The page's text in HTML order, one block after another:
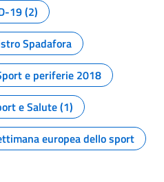
19 (2)
Spadafora
e periferie 2018
e Salute (1)
europea dello sport